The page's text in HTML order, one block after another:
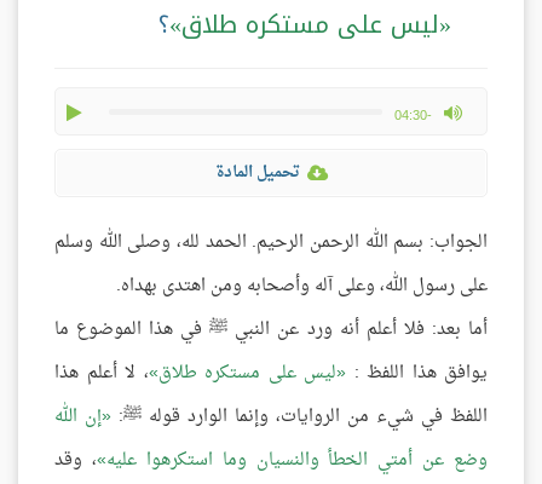
ليس على مستكره طلاق ؟
-04:30
max volume
تحميل المادة
الجواب: بسم الله الرحمن الرحيم. الحمد لله، وصلى الله وسلم
على رسول الله، وعلى آله وأصحابه ومن اهتدى بهداه.
أما بعد: فلا أعلم أنه ورد عن النبي ﷺ في هذا الموضوع ما
يوافق هذا اللفظ :
ليس على مستكره طلاق ، لا أعلم هذا
اللفظ في شيء من الروايات، وإنما الوارد قوله ﷺ: إن الله
وضع عن أمتي الخطأ والنسيان وما استكرهوا عليه ، وقد